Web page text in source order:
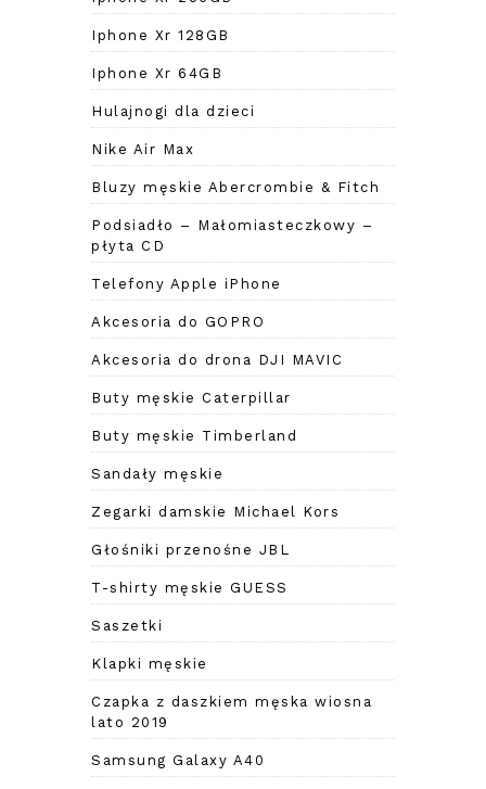
Iphone Xr 128GB
Iphone Xr 64GB
Hulajnogi dla dzieci
Nike Air Max
Bluzy męskie Abercrombie & Fitch
Podsiadło – Małomiasteczkowy –
płyta CD
Telefony Apple iPhone
Akcesoria do GOPRO
Akcesoria do drona DJI MAVIC
Buty męskie Caterpillar
Buty męskie Timberland
Sandały męskie
Zegarki damskie Michael Kors
Głośniki przenośne JBL
T-shirty męskie GUESS
Saszetki
Klapki męskie
Czapka z daszkiem męska wiosna
lato 2019
Samsung Galaxy A40